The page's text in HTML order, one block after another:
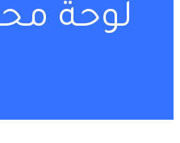
لوحة